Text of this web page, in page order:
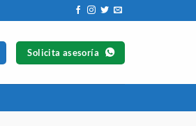
Solicita asesoría